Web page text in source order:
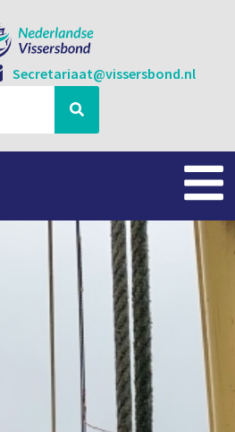
Secretariaat@vissersbond.nl